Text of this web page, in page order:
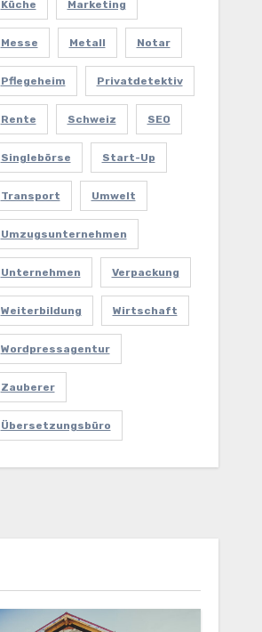
Küche Marketing
Messe Metall Notar
Pflegeheim Privatdetektiv
Rente Schweiz SEO
Singlebörse Start-Up
Transport Umwelt
Umzugsunternehmen
Unternehmen Verpackung
Weiterbildung Wirtschaft
Wordpressagentur
Zauberer
Übersetzungsbüro